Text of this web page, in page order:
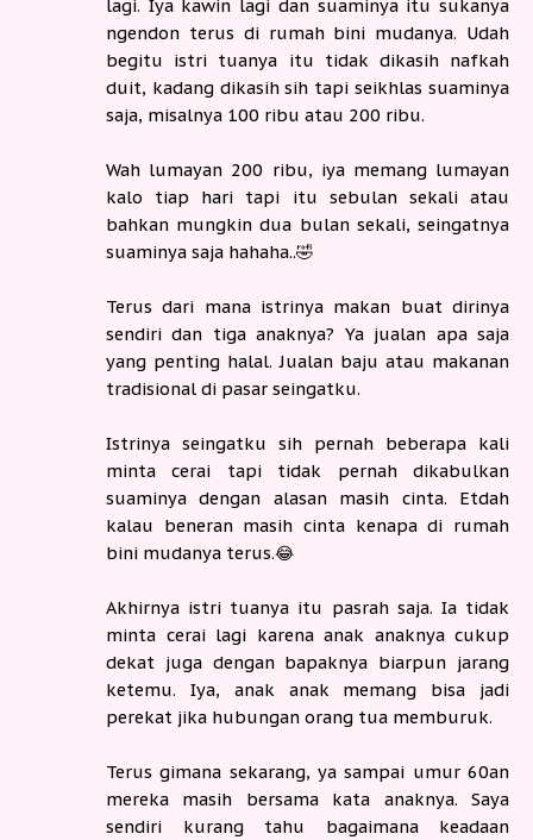
lagi. Iya kawin lagi dan suaminya itu sukanya
ngendon terus di rumah bini mudanya. Udah
begitu istri tuanya itu tidak dikasih nafkah
duit, kadang dikasih sih tapi seikhlas suaminya
saja, misalnya 100 ribu atau 200 ribu.
Wah lumayan 200 ribu, iya memang lumayan
kalo tiap hari tapi itu sebulan sekali atau
bahkan mungkin dua bulan sekali, seingatnya
suaminya saja hahaha..🤣
Terus dari mana istrinya makan buat dirinya
sendiri dan tiga anaknya? Ya jualan apa saja
yang penting halal. Jualan baju atau makanan
tradisional di pasar seingatku.
Istrinya seingatku sih pernah beberapa kali
minta cerai tapi tidak pernah dikabulkan
suaminya dengan alasan masih cinta. Etdah
kalau beneran masih cinta kenapa di rumah
bini mudanya terus.😂
Akhirnya istri tuanya itu pasrah saja. Ia tidak
minta cerai lagi karena anak anaknya cukup
dekat juga dengan bapaknya biarpun jarang
ketemu. Iya, anak anak memang bisa jadi
perekat jika hubungan orang tua memburuk.
Terus gimana sekarang, ya sampai umur 60an
mereka masih bersama kata anaknya. Saya
sendiri kurang tahu bagaimana keadaan